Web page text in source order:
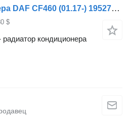
Радиатор кондиционера DAF CF460 (01.17-) 1952716 для тягача DAF CF450, CF460 (2017-)
$
кондиционера